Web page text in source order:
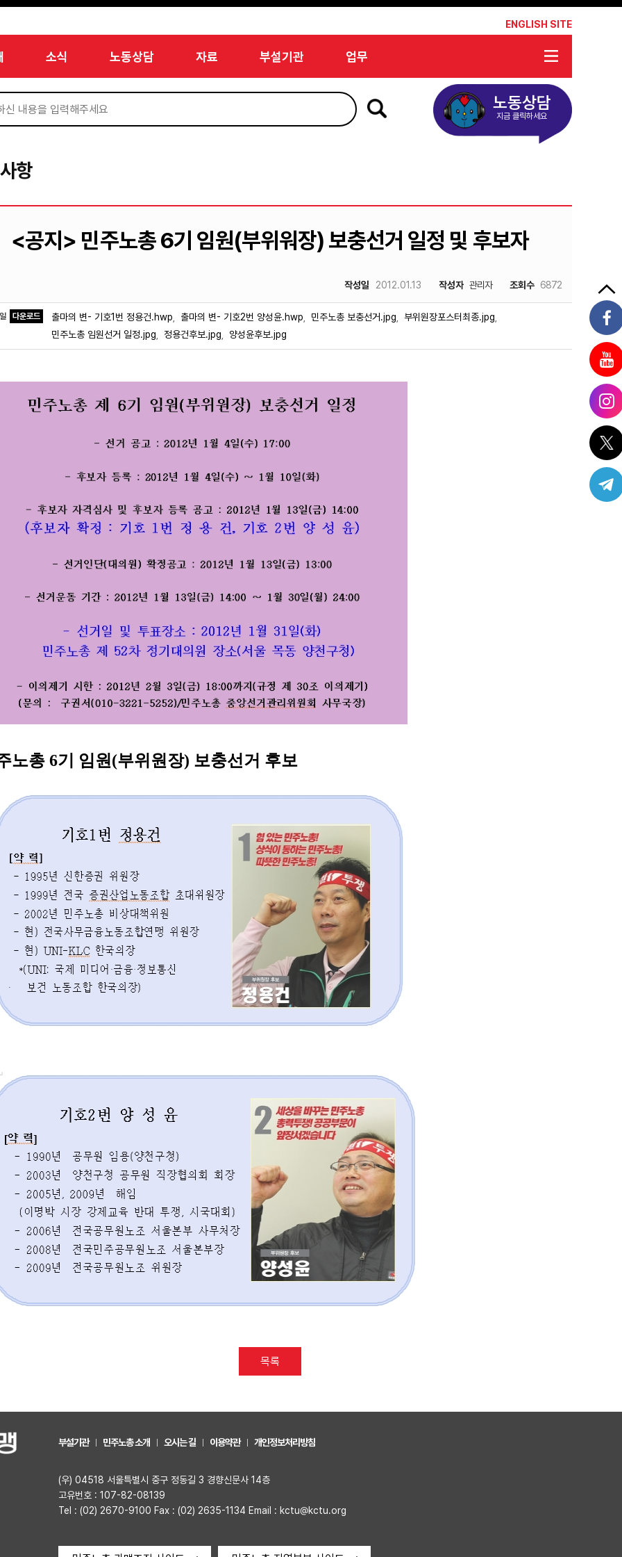
ENGLISH SITE
소식 노동상담 자료 부설기관 업무
노동상담
지금 클릭하세요
항
<공지> 민주노총 6기 임원(부위워장) 보충선거 일정 및 후보자
작성일 2012.01.13 작성자 관리자 조회수 6872
다운로드 출마의 변- 기호1번 정용건.hwp 출마의 변- 기호2번 양성윤.hwp 민주노총 보충선거.jpg 부위원장포스터최종.jpg
민주노총 임원선거 일정.jpg 정용건후보.jpg 양성윤후보.jpg
노총 6기 임원(부위원장) 보충선거 후보
목록
부설기관 민주노총 소개 오시는 길 이용약관 개인정보처리방침
(우) 04518 서울특별시 중구 정동길 3 경향신문사 14층
고유번호 : 107-82-08139
Tel : (02) 2670-9100 Fax : (02) 2635-1134 Email : kctu@kctu.org